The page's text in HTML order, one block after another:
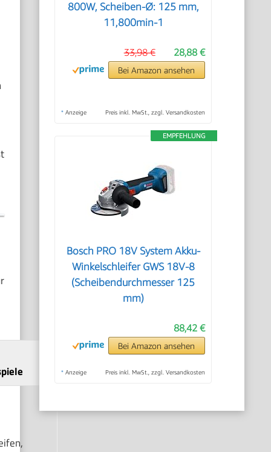
800W, Scheiben-Ø: 125 mm,
11,800min-1
28,88 €
33,98 €
Bei Amazon ansehen
* Anzeige Preis inkl. MwSt., zzgl. Versandkosten
EMPFEHLUNG
Bosch PRO 18V System Akku-
Winkelschleifer GWS 18V-8
(Scheibendurchmesser 125
mm)
88,42 €
Bei Amazon ansehen
* Anzeige Preis inkl. MwSt., zzgl. Versandkosten